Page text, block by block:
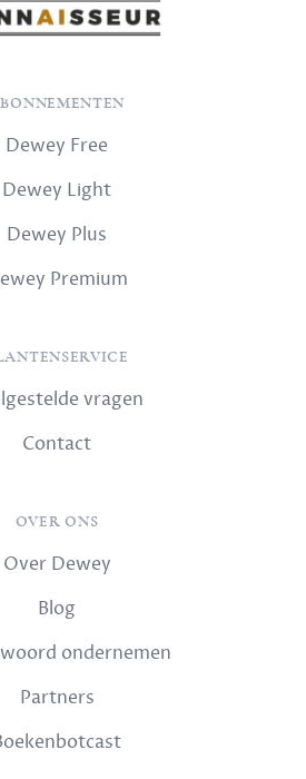
Dewey Free
Dewey Light
Dewey Plus
Premium
vragen
Contact
OVER ONS
Over Dewey
Blog
ondernemen
Partners